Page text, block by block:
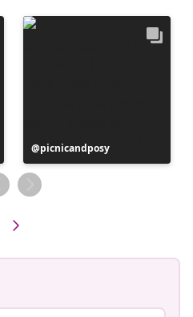
Postare
publicată
de
picnicandposy